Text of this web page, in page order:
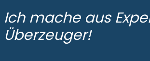
Ich mache aus
Überzeuger!